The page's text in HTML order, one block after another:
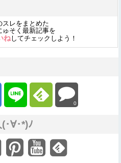
スレをまとめた
ゅそく最新記事を
ねしてチェックしよう！
0
･∀･*)ﾉ